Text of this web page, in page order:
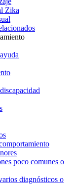
Zika
poco comunes o
diagnósticos o